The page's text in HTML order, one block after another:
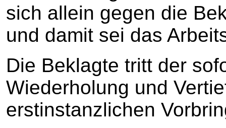
sich allein gegen die
und damit sei das
Die Beklagte tritt der
Wiederholung und
erstinstanzlichen